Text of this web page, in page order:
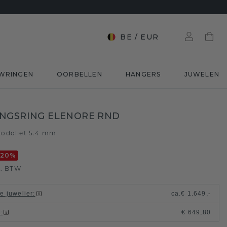
BE / EUR
OORBELLEN HANGERS JUWELEN
ELENORE RND
5.4 mm
%
BTW
juwelier: ca.€ 1.649,-
: € 649,80